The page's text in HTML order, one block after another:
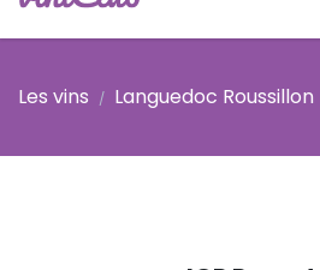
Les vins Languedoc Roussillon